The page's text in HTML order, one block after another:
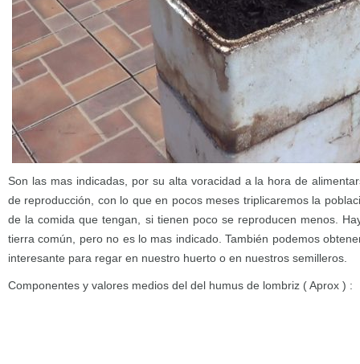
Son las mas indicadas, por su alta voracidad a la hora de
de reproducción, con lo que en pocos meses triplicaremos la
de la comida que tengan, si tienen poco se reproducen menos.
tierra común, pero no es lo mas indicado. También podemos
interesante para regar en nuestro huerto o en nuestros semilleros.
Componentes y valores medios del del humus de lombriz ( Aprox ) :